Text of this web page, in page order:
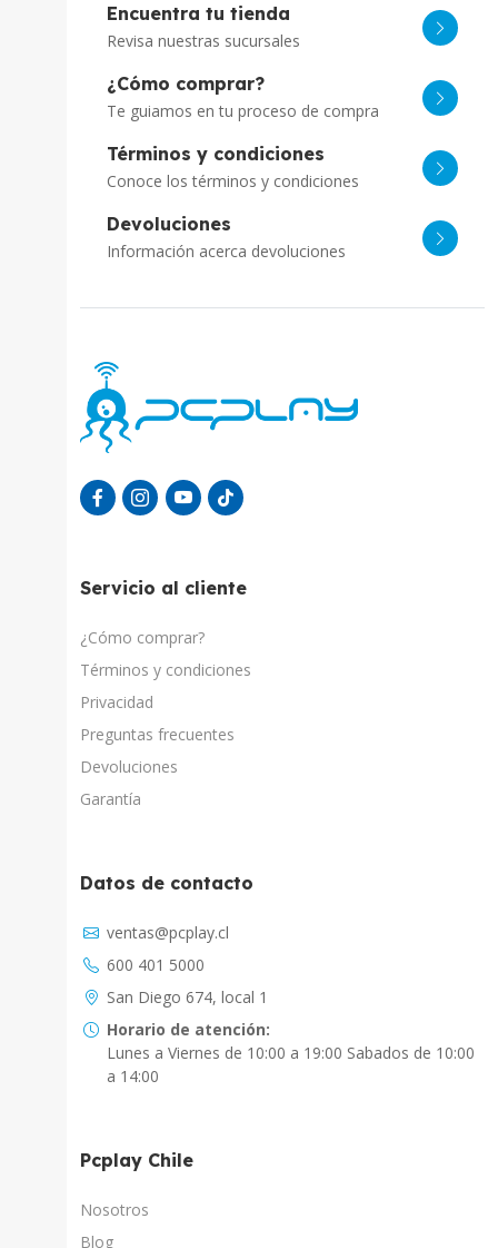
Encuentra tu tienda
Revisa nuestras sucursales
¿Cómo comprar?
Te guiamos en tu proceso de compra
Términos y condiciones
Conoce los términos y condiciones
Devoluciones
Información acerca devoluciones
Servicio al cliente
¿Cómo comprar?
Términos y condiciones
Privacidad
Preguntas frecuentes
Devoluciones
Garantía
Datos de contacto
ventas@pcplay.cl
600 401 5000
San Diego 674, local 1
Horario de atención:
Lunes a Viernes de 10:00 a 19:00 Sabados de 10:00
a 14:00
Pcplay Chile
Nosotros
Blog
Chat con IA
PcPlay Santiago / Web
Hola soy Freddy, en que puedo ayudarte...
PcPlay Santiago / Tienda
PCPlay Osorno